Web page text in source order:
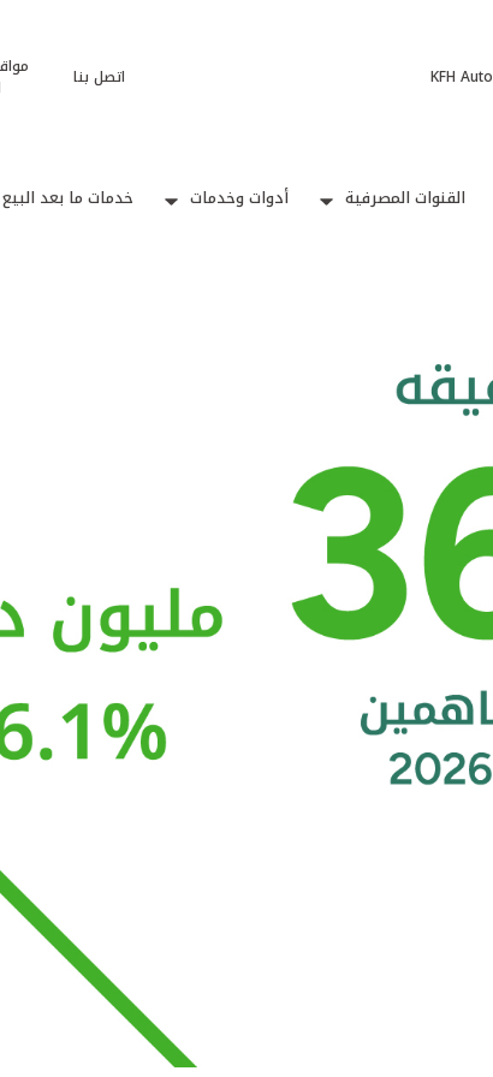
KFH Auto اتصل بنا
القنوات المصرفية أدوات وخدمات خدمات ما بعد البيع